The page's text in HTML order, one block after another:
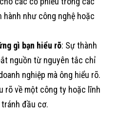
hành như công nghệ hoặc
gì bạn hiểu rõ: Sự thành
nguồn từ nguyên tắc chỉ
nghiệp mà ông hiểu rõ.
rõ về một công ty hoặc lĩnh
đầu cơ.